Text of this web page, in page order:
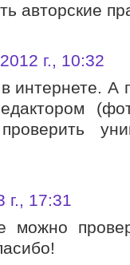
авторские
г., 10:32
интернете. А
г., 17:31